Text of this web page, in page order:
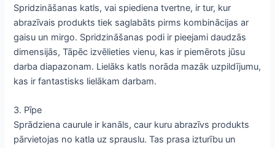
Spridzināšanas katls, vai spiediena tvertne, ir tur, kur
abrazīvais produkts tiek saglabāts pirms kombinācijas ar
gaisu un mirgo. Spridzināšanas podi ir pieejami daudzās
dimensijās, Tāpēc izvēlieties vienu, kas ir piemērots jūsu
darba diapazonam. Lielāks katls norāda mazāk uzpildījumu,
kas ir fantastisks lielākam darbam.
3. Pīpe
Sprādziena caurule ir kanāls, caur kuru abrazīvs produkts
pārvietojas no katla uz sprauslu. Tas prasa izturību un